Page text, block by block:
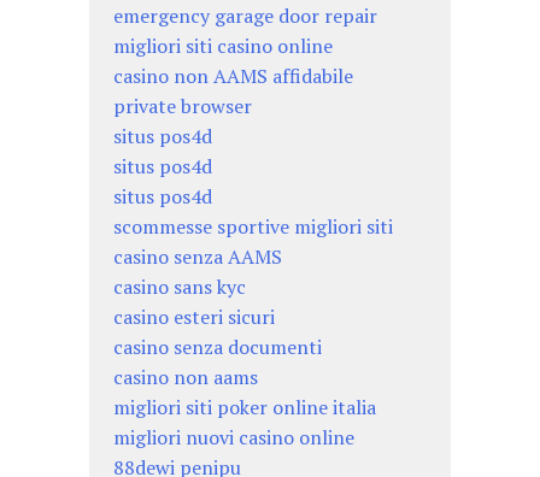
emergency garage door repair
migliori siti casino online
casino non AAMS affidabile
private browser
situs pos4d
situs pos4d
situs pos4d
scommesse sportive migliori siti
casino senza AAMS
casino sans kyc
casino esteri sicuri
casino senza documenti
casino non aams
migliori siti poker online italia
migliori nuovi casino online
88dewi penipu